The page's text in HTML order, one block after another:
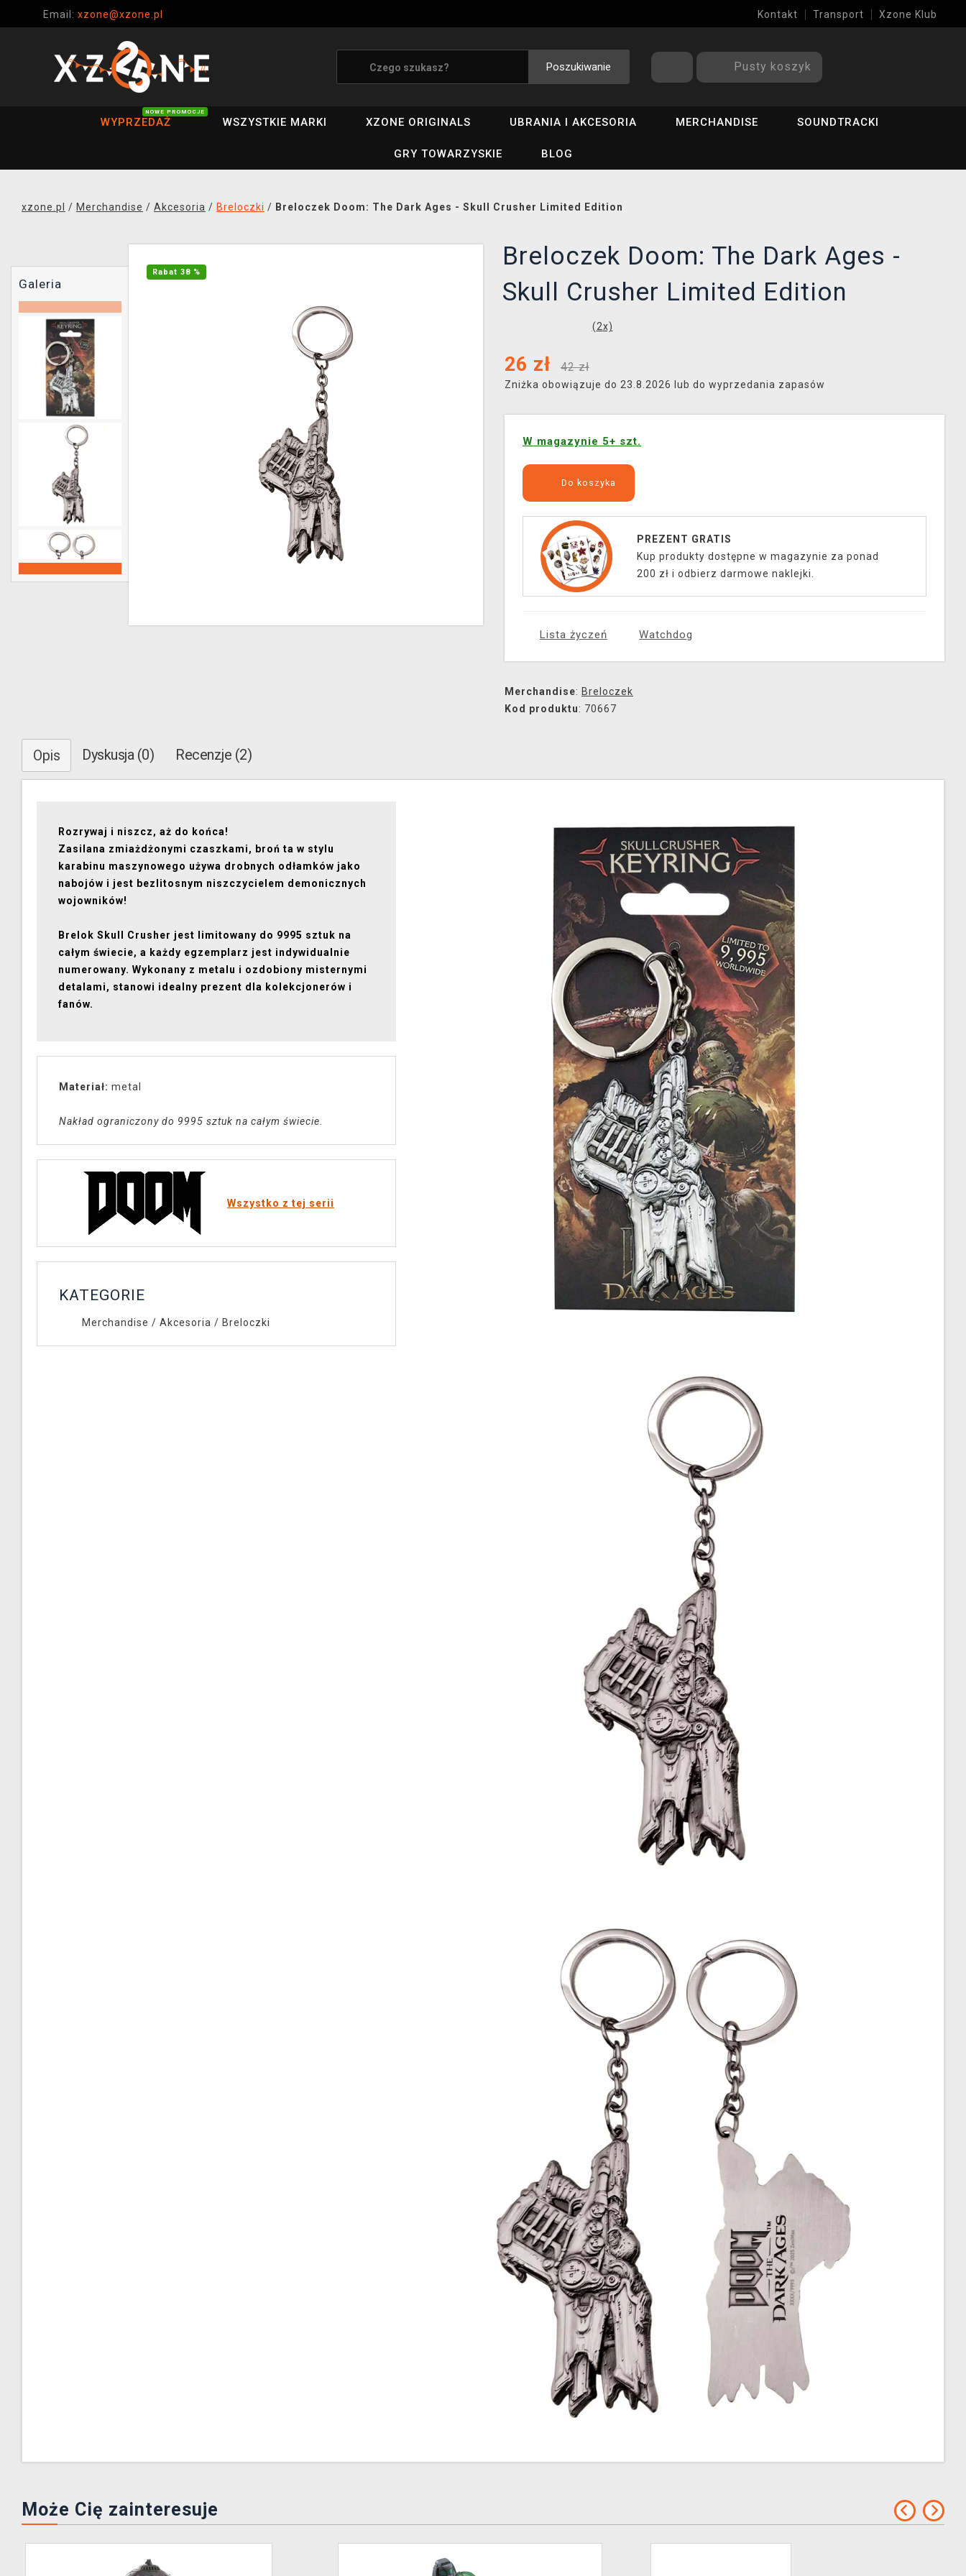
Email: xzone@xzone.pl Kontakt Transport Xzone Klub
Poszukiwanie Pusty koszyk
WYPRZEDAŻ
NOWE PROMOCJE
WSZYSTKIE MARKI XZONE ORIGINALS UBRANIA I AKCESORIA MERCHANDISE SOUNDTRACKI
GRY TOWARZYSKIE BLOG
xzone.pl / Merchandise / Akcesoria / Breloczki / Breloczek Doom: The Dark Ages - Skull Crusher Limited Edition
Galeria
Rabat 38 %
Breloczek Doom: The Dark Ages -
Skull Crusher Limited Edition
(2x)
26 zł 42 zł
Zniżka obowiązuje do 23.8.2026 lub do wyprzedania zapasów
W magazynie 5+ szt.
Do koszyka
PREZENT GRATIS
Kup produkty dostępne w magazynie za ponad
200 zł i odbierz darmowe naklejki.
Lista życzeń Watchdog
Merchandise: Breloczek
Kod produktu: 70667
Opis Dyskusja (0) Recenzje (2)
Rozrywaj i niszcz, aż do końca!
Zasilana zmiażdżonymi czaszkami, broń ta w stylu
karabinu maszynowego używa drobnych odłamków jako
nabojów i jest bezlitosnym niszczycielem demonicznych
wojowników!
Brelok Skull Crusher jest limitowany do 9995 sztuk na
całym świecie, a każdy egzemplarz jest indywidualnie
numerowany. Wykonany z metalu i ozdobiony misternymi
detalami, stanowi idealny prezent dla kolekcjonerów i
fanów.
Materiał: metal
Nakład ograniczony do 9995 sztuk na całym świecie.
Wszystko z tej serii
KATEGORIE
Merchandise / Akcesoria / Breloczki
Może Cię zainteresuje